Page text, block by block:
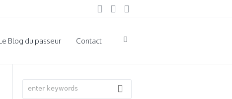
Blog du passeur Contact